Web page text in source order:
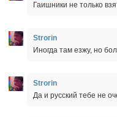
Гаишники не только
Strorin
Иногда там езжу, но
Strorin
Да и русский тебе не